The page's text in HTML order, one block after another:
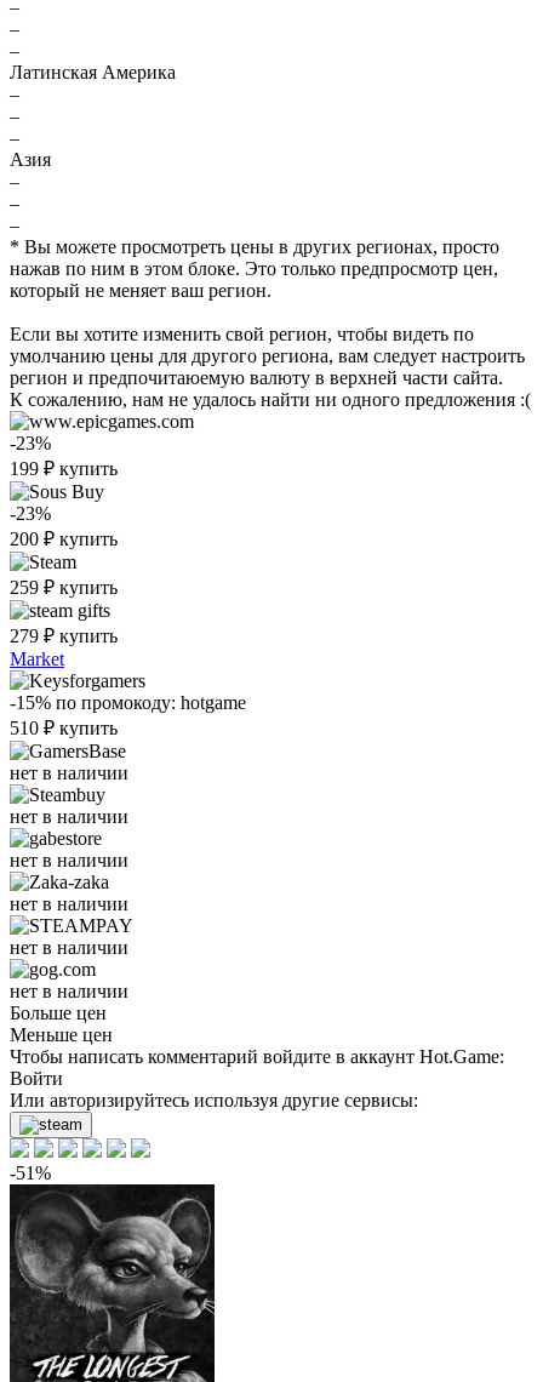
–
–
–
Латинская Америка
–
–
–
Азия
–
–
–
* Вы можете просмотреть цены в других регионах, просто
нажав по ним в этом блоке. Это только предпросмотр цен,
который не меняет ваш регион.
Если вы хотите изменить свой регион, чтобы видеть по
умолчанию цены для другого региона, вам следует настроить
регион и предпочитаюемую валюту в верхней части сайта.
К сожалению, нам не удалось найти ни одного предложения :(
-23%
199 ₽ купить
-23%
200 ₽ купить
259 ₽ купить
279 ₽ купить
Market
-15% по промокоду: hotgame
510 ₽ купить
нет в наличии
нет в наличии
нет в наличии
нет в наличии
нет в наличии
нет в наличии
Больше цен
Меньше цен
Чтобы написать комментарий войдите в аккаунт Hot.Game:
Войти
Или авторизируйтесь используя другие сервисы:
-51%